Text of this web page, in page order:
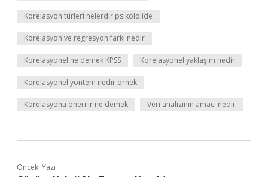
Korelasyon türleri nelerdir psikolojide
Korelasyon ve regresyon farkı nedir
Korelasyonel ne demek KPSS Korelasyonel yaklaşım nedir
Korelasyonel yöntem nedir örnek
Korelasyonu önerilir ne demek Veri analizinin amacı nedir
Önceki Yazı